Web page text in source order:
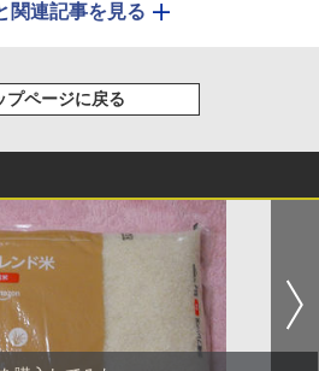
関連記事を見る
プページに戻る